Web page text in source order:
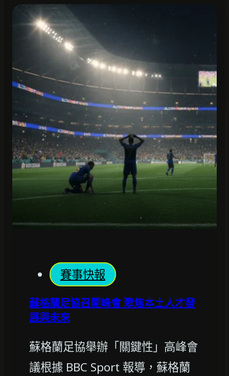
賽事快報
蘇格蘭足協召開峰會 聚焦本土人才發
展與未來
蘇格蘭足協舉辦「關鍵性」高峰會
議根據 BBC Sport 報導，蘇格蘭